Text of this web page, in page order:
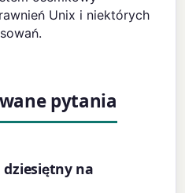
Unix i niektórych
pytania
dziesiętny na